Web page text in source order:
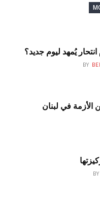
يُمهد ليوم جديد؟
BY
في لبنان
BY